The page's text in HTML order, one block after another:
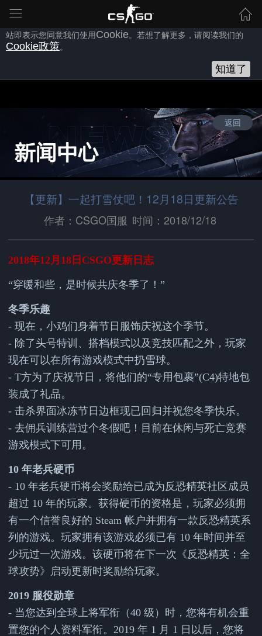
为向您提供良好的网站使用体验，完美世界网站会使用自身或第三方
，以作为安全、技术、分析、推广等之用。继续浏览本网
站即表示您同意我们使用Cookie。若想了解更多，请阅读我们的
Cookie政策。
知道了
返回
【更新】一起打雪仗吧！12月18日更新公告
作者：CSGO国服 时间：2018/12/18
2018年12月18日CSGO更新日志
“穿暖和些，是时候共庆冬季了！”
冬季乐趣
- 现在，小鸡们身着节日服饰庆祝这个季节。
- 除了头号特训、搭档模式以及竞技匹配之外，玩家
现在可以在所有游戏模式中扔雪球。
- T方为了庆祝节日，将他们的“专用包裹”(C4)特地包
装成了礼品。
- 击杀界面冰冻节日边框现已回归并祝您冬季快乐。
- 去佣兵训练营过个冬假吧！目前在休闲与死亡竞赛
游戏模式下可用。
10 年老兵硬币
- 10 年老兵硬币将会奖励给已成为反恐精英社区成员
超过 10 年的玩家。获得硬币的资格是，玩家必须拥
有一个信誉良好的 Steam 帐户并拥有一款反恐精英系
列的游戏。玩家拥有该游戏必须已有 10 年时间并至
少玩过一次游戏。该硬币将在下一次《反恐精英：全
球攻势》启动更新时奖励给玩家。
2019 服役勋章
- 当您达到全球上将军衔（40 级）时，您将有机会重
置您的个人资料军衔。2019 年 1 月 1 日以后，您将